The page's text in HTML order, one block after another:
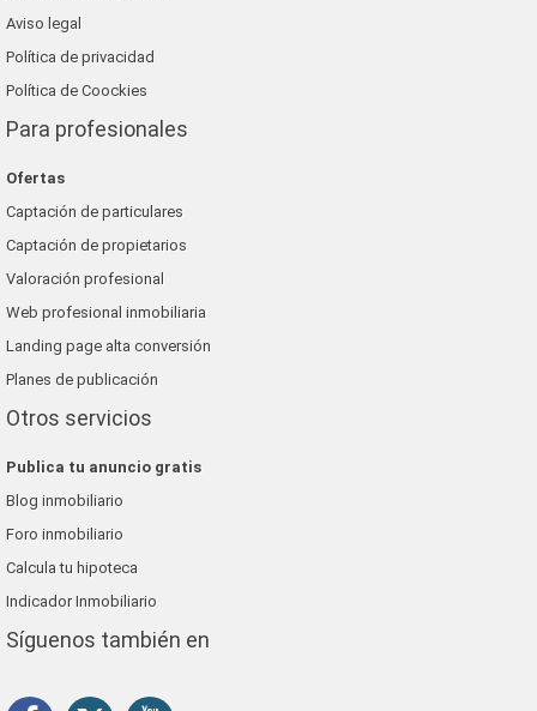
Aviso legal
Política de privacidad
Política de Coockies
Para profesionales
Ofertas
Captación de particulares
Captación de propietarios
Valoración profesional
Web profesional inmobiliaria
Landing page alta conversión
Planes de publicación
Otros servicios
Publica tu anuncio gratis
Blog inmobiliario
Foro inmobiliario
Calcula tu hipoteca
Indicador Inmobiliario
Síguenos también en